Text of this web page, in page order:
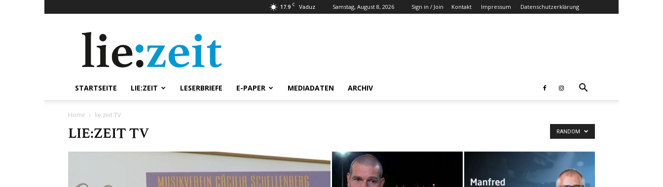
17.9 C Vaduz Samstag, August 8, 2026 Sign in / Join Kontakt Impressum Datenschutzerklärung
STARTSEITE LIE:ZEIT LESERBRIEFE E-PAPER MEDIADATEN ARCHIV
Home lie:zeit TV
LIE:ZEIT TV RANDOM